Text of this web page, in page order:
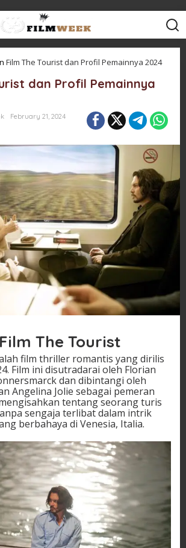
Film The Tourist dan Profil Pemainnya 2024
dan Profil Pemainnya
February 21, 2024
The Tourist
film thriller romantis yang dirilis
Film ini disutradarai oleh Florian
dan dibintangi oleh
Angelina Jolie sebagai pemeran
tentang seorang turis
sengaja terlibat dalam intrik
berbahaya di Venesia, Italia.